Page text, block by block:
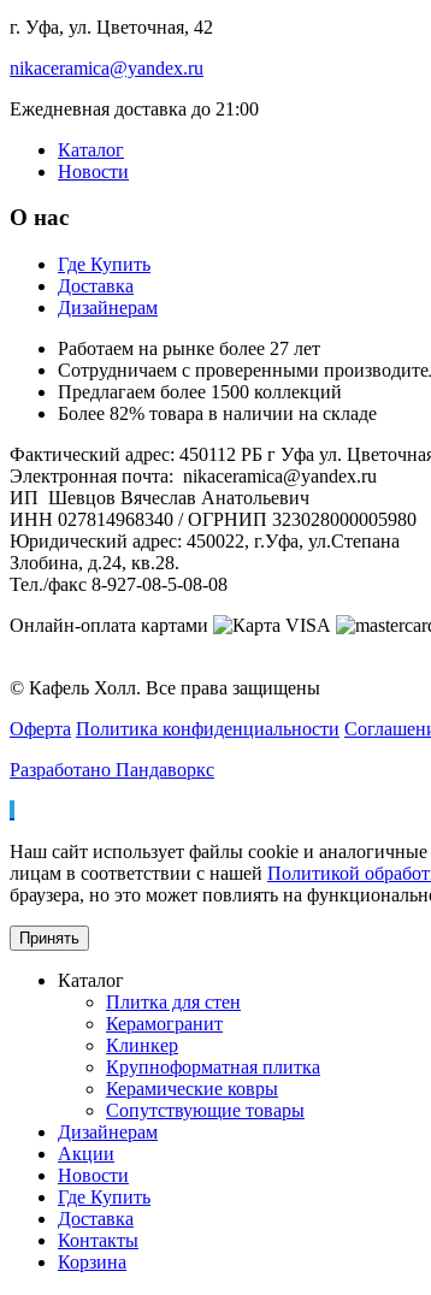
г. Уфа, ул. Цветочная, 42
nikaceramica@yandex.ru
Ежедневная доставка до 21:00
Каталог
Новости
О нас
Где Купить
Доставка
Дизайнерам
Работаем на рынке более 27 лет
Сотрудничаем с проверенными
Предлагаем более 1500 коллекций
Более 82% товара в наличии на складе
Фактический адрес: 450112 РБ г Уфа ул.
Электронная почта: nikaceramica@yandex.ru
ИП Шевцов Вячеслав Анатольевич
ИНН 027814968340 / ОГРНИП 323028000005980
Юридический адрес: 450022, г.Уфа, ул.Степана
Злобина, д.24, кв.28.
Тел./факс 8-927-08-5-08-08
Онлайн-оплата картами
© Кафель Холл. Все права защищены
Оферта Политика конфиденциальности
Разработано Пандаворкс
Наш сайт использует файлы cookie и аналогичные
лицам в соответствии с нашей Политикой
браузера, но это может повлиять на
Принять
Каталог
Плитка для стен
Керамогранит
Клинкер
Крупноформатная плитка
Керамические ковры
Сопутствующие товары
Дизайнерам
Акции
Новости
Где Купить
Доставка
Контакты
Корзина